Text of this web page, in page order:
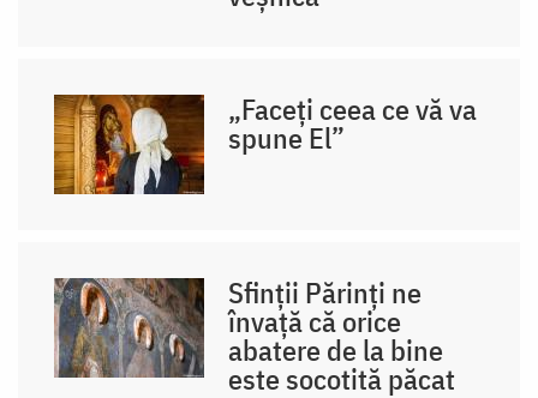
„Faceți ceea ce vă va
spune El”
Sfinții Părinți ne
învață că orice
abatere de la bine
este socotită păcat